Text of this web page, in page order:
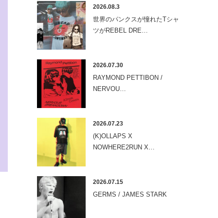
2026.08.3
世界のパンクスが憧れたTシャ
ツがREBEL DRE…
2026.07.30
RAYMOND PETTIBON /
NERVOU…
2026.07.23
(K)OLLAPS X
NOWHERE2RUN X…
2026.07.15
GERMS / JAMES STARK